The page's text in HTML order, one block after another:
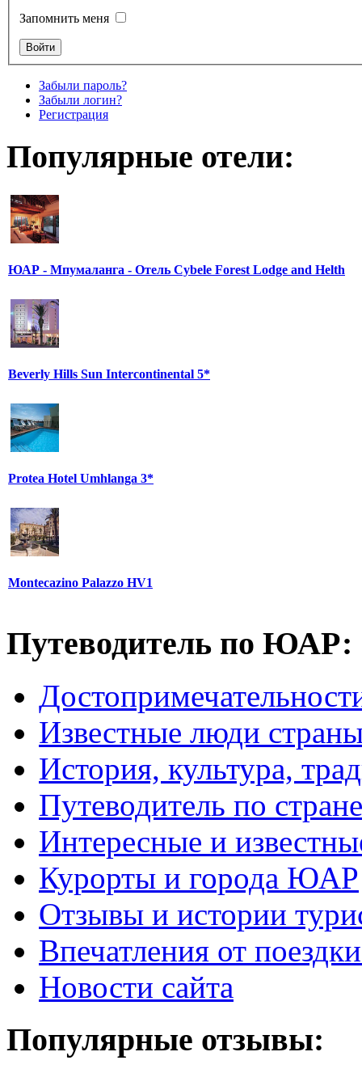
Запомнить меня
Забыли пароль?
Забыли логин?
Регистрация
Популярные отели:
ЮАР - Мпумаланга - Отель Cybele Forest Lodge and Helth
Beverly Hills Sun Intercontinental 5*
Protea Hotel Umhlanga 3*
Montecazino Palazzo HV1
Путеводитель по ЮАР:
Известные люди
История, культура,
Путеводитель по стране
Интересные и
Курорты и города ЮАР
Отзывы и истории
Впечатления от
Новости сайта
Популярные отзывы: